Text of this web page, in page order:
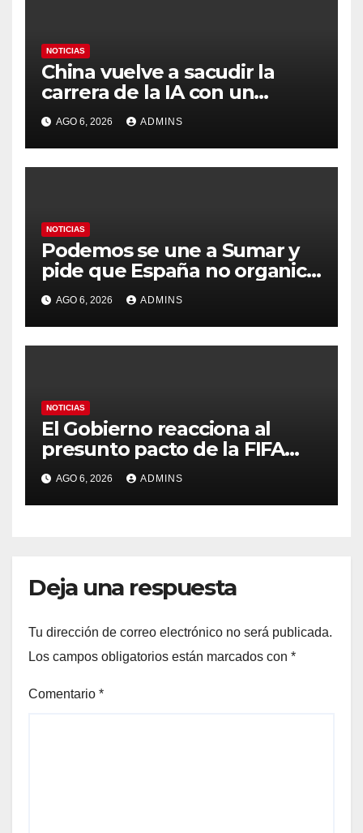
NOTICIAS
China vuelve a sacudir la
carrera de la IA con un
modelo capaz de trabajar
durante días sin intervención
humana
AGO 6, 2026 ADMINS
NOTICIAS
Podemos se une a Sumar y
pide que España no organice
el Mundial 2030 con
Marruecos por «atentar
contra la soberanía nacional»
AGO 6, 2026 ADMINS
NOTICIAS
El Gobierno reacciona al
presunto pacto de la FIFA
con Marruecos para acoger
la final del Mundial 2030:
«Tiene que ser en España»
AGO 6, 2026 ADMINS
Deja una respuesta
Tu dirección de correo electrónico no será publicada.
Los campos obligatorios están marcados con *
Comentario *